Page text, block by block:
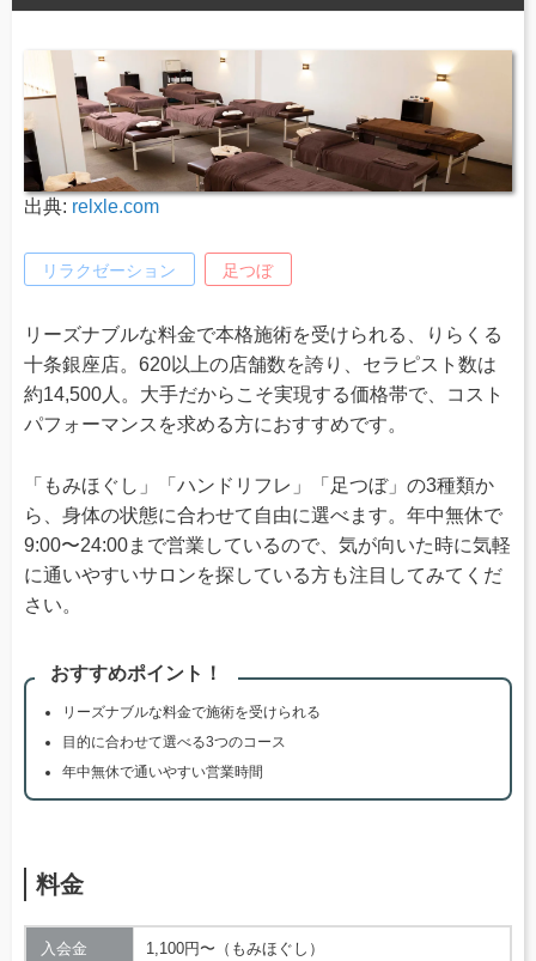
出典: relxle.com
リラクゼーション 足つぼ
リーズナブルな料金で本格施術を受けられる、りらくる
十条銀座店。620以上の店舗数を誇り、セラピスト数は
約14,500人。大手だからこそ実現する価格帯で、コスト
パフォーマンスを求める方におすすめです。
「もみほぐし」「ハンドリフレ」「足つぼ」の3種類か
ら、身体の状態に合わせて自由に選べます。年中無休で
9:00〜24:00まで営業しているので、気が向いた時に気軽
に通いやすいサロンを探している方も注目してみてくだ
さい。
おすすめポイント！
リーズナブルな料金で施術を受けられる
目的に合わせて選べる3つのコース
年中無休で通いやすい営業時間
料金
入会金 1,100円〜（もみほぐし）